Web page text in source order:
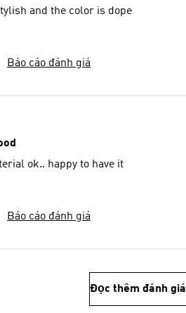
and the color is dope
Báo cáo đánh giá
ok.. happy to have it
Báo cáo đánh giá
Đọc thêm đánh giá